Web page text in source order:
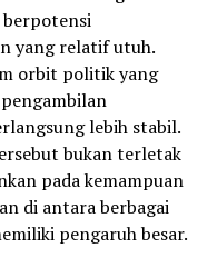
yang relatif utuh.
orbit politik yang
lebih stabil.
bukan terletak
pada kemampuan
di antara berbagai
pengaruh besar.